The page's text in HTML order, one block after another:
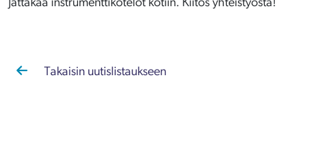
Jättäkää instrumenttikotelot kotiin. Kiitos yhteistyöstä!
Takaisin uutislistaukseen